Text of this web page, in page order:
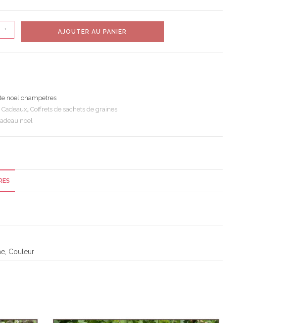
+ AJOUTER AU PANIER
noel champetres
Cadeaux, Coffrets de sachets de graines
noel
Couleur